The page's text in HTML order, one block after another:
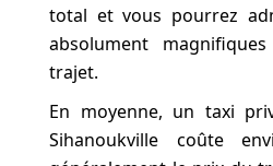
total et vous pourrez
absolument
trajet.
En moyenne, un taxi
Sihanoukville coûte